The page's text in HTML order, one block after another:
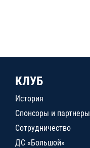
КЛУБ
История
Спонсоры и партнеры
Сотрудничество
ДС «Большой»